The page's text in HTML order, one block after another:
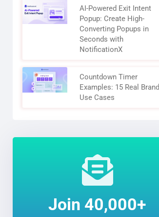
AI-Powered Exit Intent
Popup: Create High-
Converting Popups in
Seconds with
NotificationX
Countdown Timer
Examples: 15 Real Brand
Use Cases
Join 40,000+